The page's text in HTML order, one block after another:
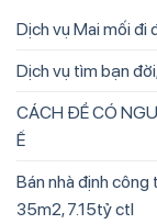
Dịch vụ Mai mối đi
Dịch vụ tìm bạn
CÁCH ĐỂ CÓ
Ế
Bán nhà định công
35m2, 7.15tỷ ctl